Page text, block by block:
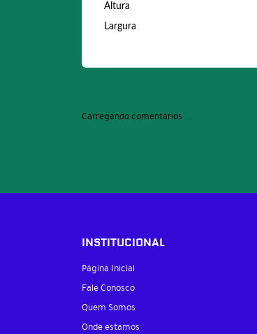
Altura
Largura
Carregando comentários ...
INSTITUCIONAL
Página Inicial
Fale Conosco
Quem Somos
Onde estamos